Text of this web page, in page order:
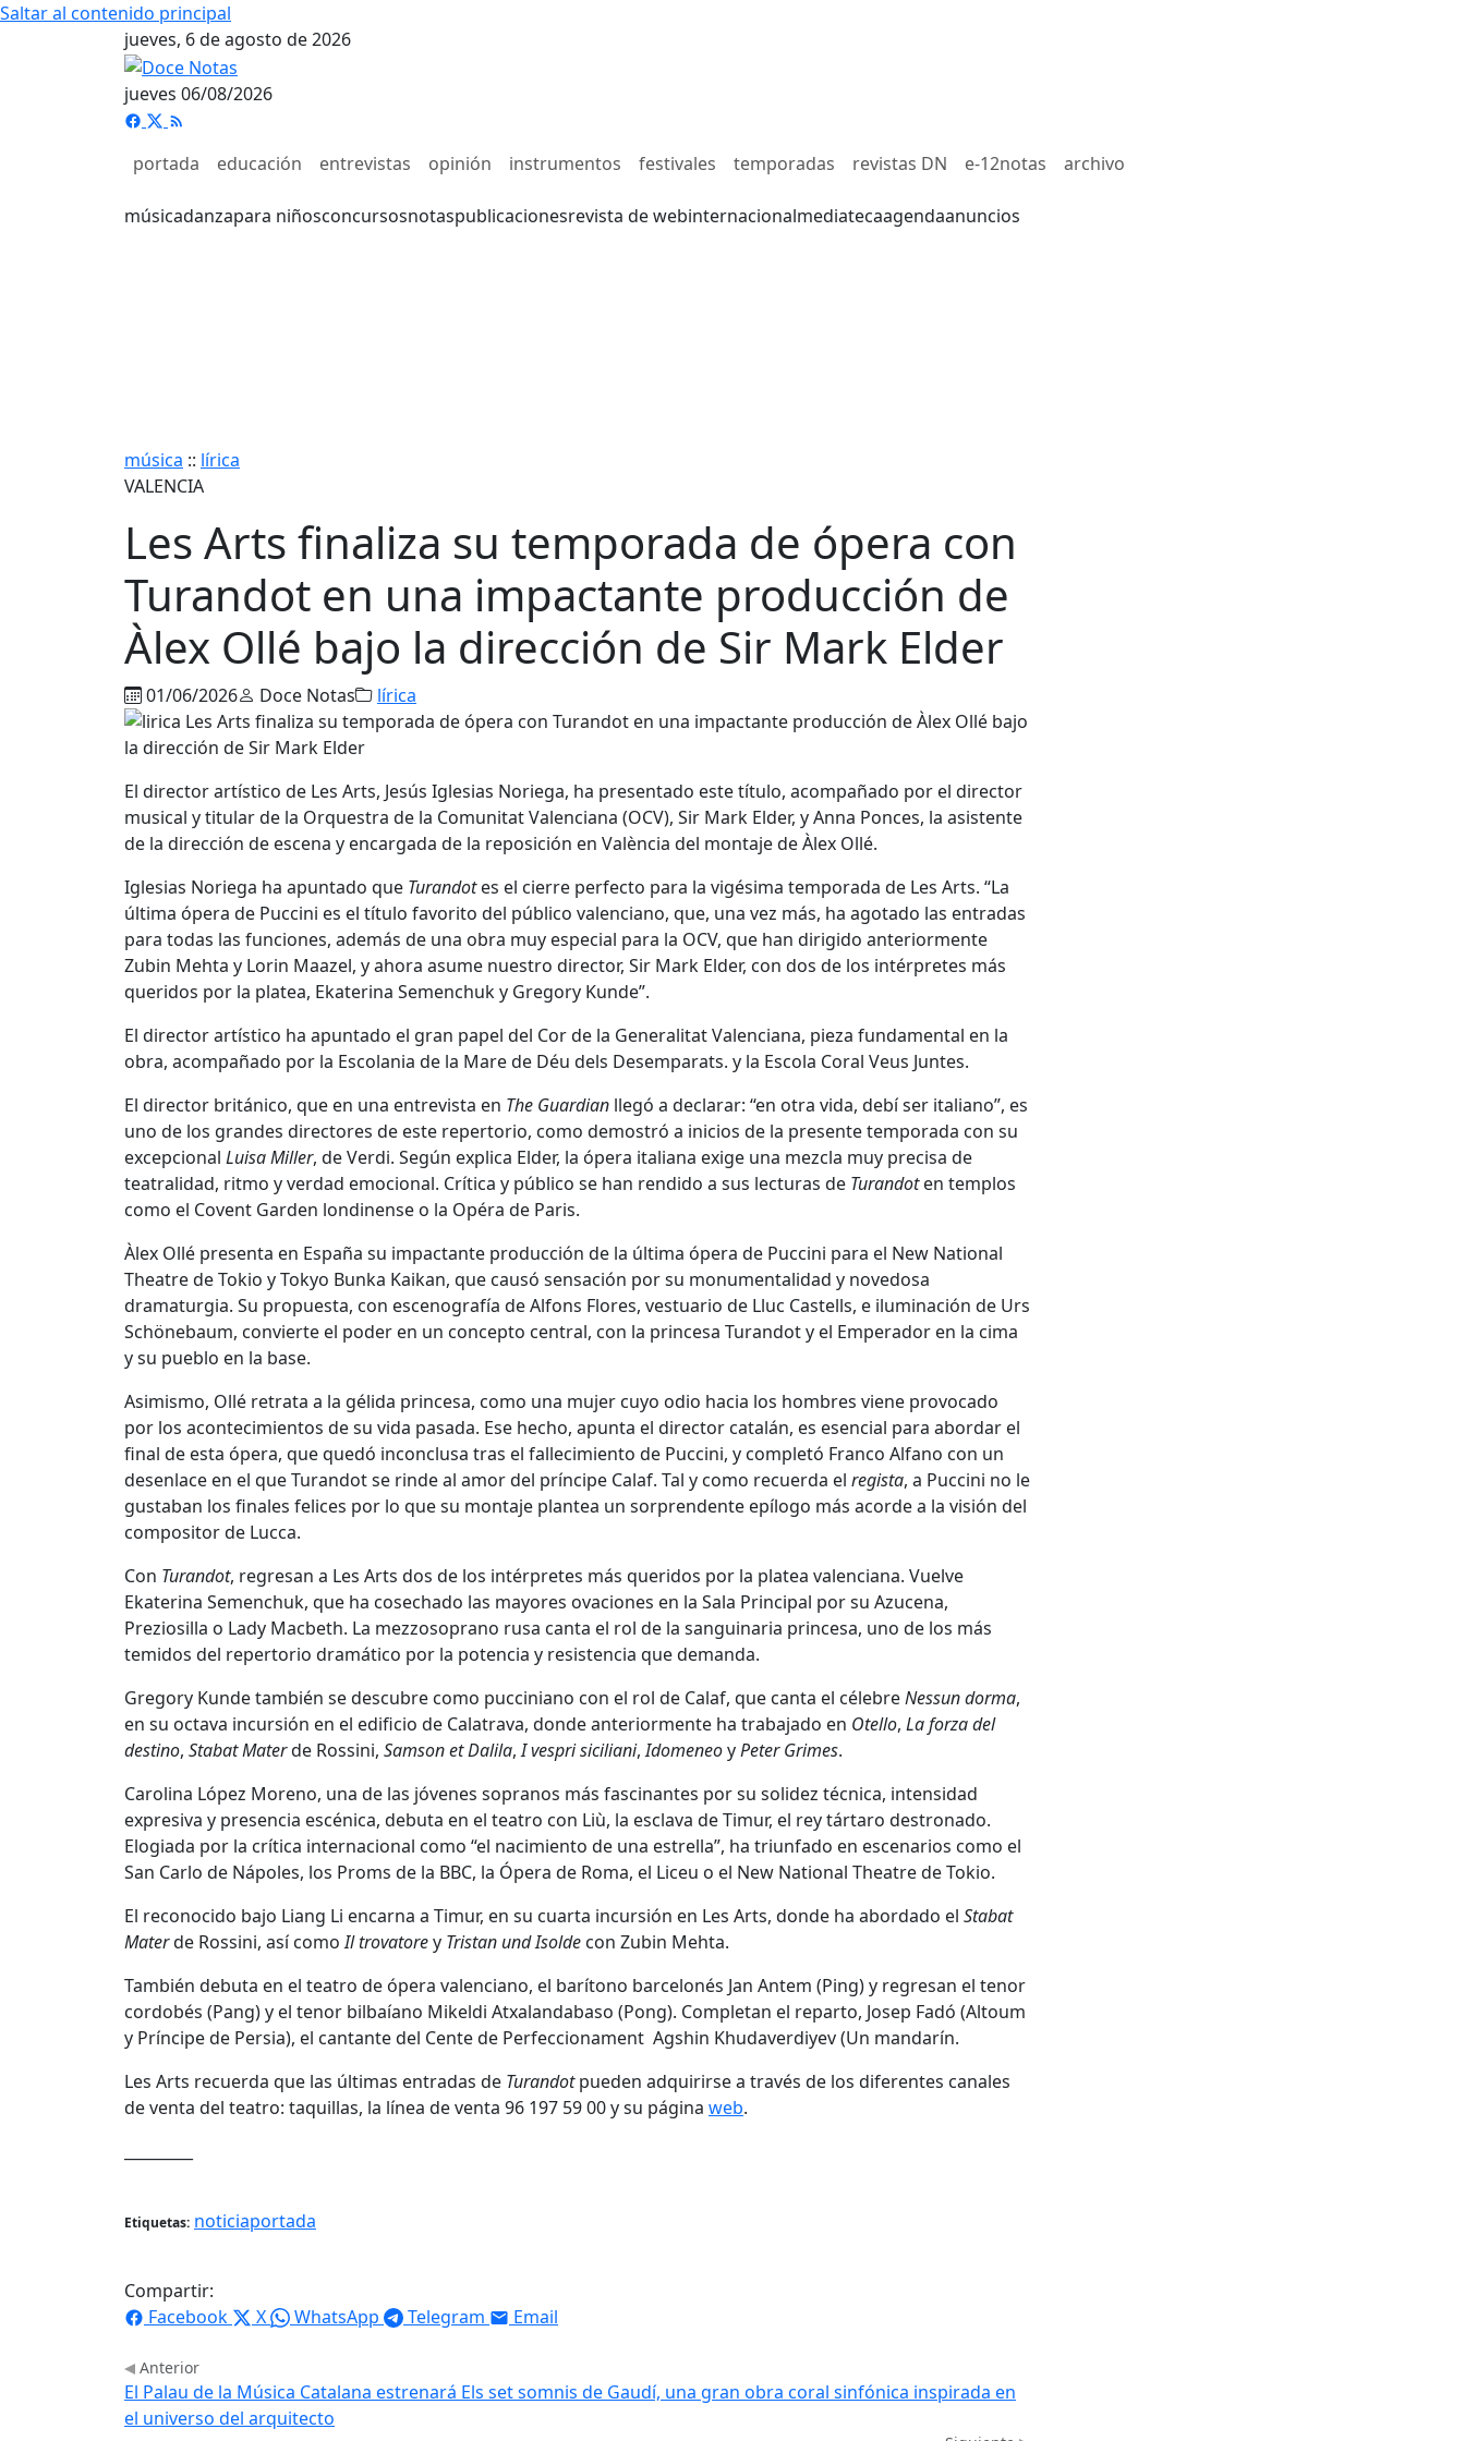
Saltar al contenido principal
jueves, 6 de agosto de 2026
jueves 06/08/2026
portada educación entrevistas opinión instrumentos festivales temporadas revistas DN e-12notas archivo
músicadanzapara niñosconcursosnotaspublicacionesrevista de webinternacionalmediatecaagendaanuncios
música :: lírica
VALENCIA
Les Arts finaliza su temporada de ópera con
Turandot en una impactante producción de
Àlex Ollé bajo la dirección de Sir Mark Elder
01/06/2026 Doce Notas lírica
El director artístico de Les Arts, Jesús Iglesias Noriega, ha presentado este título, acompañado por el director
musical y titular de la Orquestra de la Comunitat Valenciana (OCV), Sir Mark Elder, y Anna Ponces, la asistente
de la dirección de escena y encargada de la reposición en València del montaje de Àlex Ollé.
Iglesias Noriega ha apuntado que Turandotes el cierre perfecto para la vigésima temporada de Les Arts. “La
última ópera de Puccini es el título favorito del público valenciano, que, una vez más, ha agotado las entradas
para todas las funciones, además de una obra muy especial para la OCV, que han dirigido anteriormente
Zubin Mehta y Lorin Maazel, y ahora asume nuestro director, Sir Mark Elder, con dos de los intérpretes más
queridos por la platea, Ekaterina Semenchuk y Gregory Kunde”.
El director artístico ha apuntado el gran papel del Cor de la Generalitat Valenciana, pieza fundamental en la
obra, acompañado por la Escolania de la Mare de Déu dels Desemparats. y la Escola Coral Veus Juntes.
El director británico, que en una entrevista en The Guardian llegó a declarar: “en otra vida, debí ser italiano”, es
uno de los grandes directores de este repertorio, como demostró a inicios de la presente temporada con su
excepcional Luisa Miller, de Verdi. Según explica Elder, la ópera italiana exige una mezcla muy precisa de
teatralidad, ritmo y verdad emocional. Crítica y público se han rendido a sus lecturas de Turandoten templos
como el Covent Garden londinense o la Opéra de Paris.
Àlex Ollé presenta en España su impactante producción de la última ópera de Puccini para el New National
Theatre de Tokio y Tokyo Bunka Kaikan, que causó sensación por su monumentalidad y novedosa
dramaturgia. Su propuesta, con escenografía de Alfons Flores, vestuario de Lluc Castells, e iluminación de Urs
Schönebaum, convierte el poder en un concepto central, con la princesa Turandot y el Emperador en la cima
y su pueblo en la base.
Asimismo, Ollé retrata a la gélida princesa, como una mujer cuyo odio hacia los hombres viene provocado
por los acontecimientos de su vida pasada. Ese hecho, apunta el director catalán, es esencial para abordar el
final de esta ópera, que quedó inconclusa tras el fallecimiento de Puccini, y completó Franco Alfano con un
desenlace en el que Turandot se rinde al amor del príncipe Calaf. Tal y como recuerda el regista, a Puccini no le
gustaban los finales felices por lo que su montaje plantea un sorprendente epílogo más acorde a la visión del
compositor de Lucca.
Con Turandot, regresan a Les Arts dos de los intérpretes más queridos por la platea valenciana. Vuelve
Ekaterina Semenchuk, que ha cosechado las mayores ovaciones en la Sala Principal por su Azucena,
Preziosilla o Lady Macbeth. La mezzosoprano rusa canta el rol de la sanguinaria princesa, uno de los más
temidos del repertorio dramático por la potencia y resistencia que demanda.
Gregory Kunde también se descubre como pucciniano con el rol de Calaf, que canta el célebreNessun dorma,
en su octava incursión en el edificio de Calatrava, donde anteriormente ha trabajado en Otello, La forza del
destino, Stabat Materde Rossini, Samson et Dalila,I vespri siciliani,IdomeneoyPeter Grimes.
Carolina López Moreno, una de las jóvenes sopranos más fascinantes por su solidez técnica, intensidad
expresiva y presencia escénica, debuta en el teatro con Liù, la esclava de Timur, el rey tártaro destronado.
Elogiada por la crítica internacional como “el nacimiento de una estrella”, ha triunfado en escenarios como el
San Carlo de Nápoles, los Proms de la BBC, la Ópera de Roma, el Liceu o el New National Theatre de Tokio.
El reconocido bajo Liang Li encarna a Timur, en su cuarta incursión en Les Arts, donde ha abordado el Stabat
Materde Rossini, así comoIl trovatorey Tristan und Isolde con Zubin Mehta.
También debuta en el teatro de ópera valenciano, el barítono barcelonés Jan Antem (Ping) y regresan el tenor
cordobés (Pang) y el tenor bilbaíano Mikeldi Atxalandabaso (Pong). Completan el reparto, Josep Fadó (Altoum
y Príncipe de Persia), el cantante del Cente de Perfeccionament Agshin Khudaverdiyev (Un mandarín.
Les Arts recuerda que las últimas entradas de Turandotpueden adquirirse a través de los diferentes canales
de venta del teatro: taquillas, la línea de venta 96 197 59 00 y su página web.
Etiquetas: noticiaportada
Compartir:
Facebook
X WhatsApp Telegram Email
Anterior
El Palau de la Música Catalana estrenará Els set somnis de Gaudí, una gran obra coral sinfónica inspirada en
el universo del arquitecto